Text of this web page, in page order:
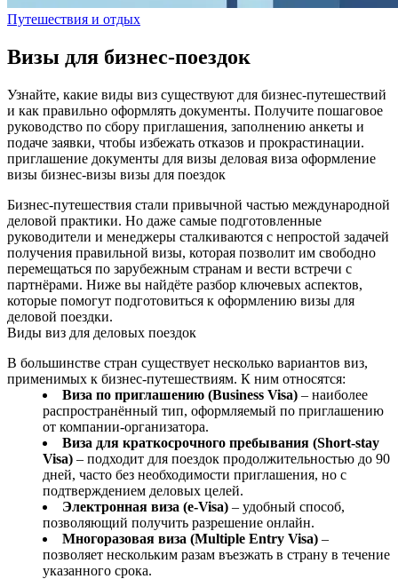
Путешествия и отдых
Визы для бизнес-поездок
Узнайте, какие виды виз существуют для бизнес-путешествий
и как правильно оформлять документы. Получите пошаговое
руководство по сбору приглашения, заполнению анкеты и
подаче заявки, чтобы избежать отказов и прокрастинации.
приглашение документы для визы деловая виза оформление
визы бизнес-визы визы для поездок
Бизнес‑путешествия стали привычной частью международной
деловой практики. Но даже самые подготовленные
руководители и менеджеры сталкиваются с непростой задачей
получения правильной визы, которая позволит им свободно
перемещаться по зарубежным странам и вести встречи с
партнёрами. Ниже вы найдёте разбор ключевых аспектов,
которые помогут подготовиться к оформлению визы для
деловой поездки.
Виды виз для деловых поездок
В большинстве стран существует несколько вариантов виз,
применимых к бизнес‑путешествиям. К ним относятся:
Виза по приглашению (Business Visa) – наиболее
распространённый тип, оформляемый по приглашению
от компании‑организатора.
Виза для краткосрочного пребывания (Short‑stay
Visa) – подходит для поездок продолжительностью до 90
дней, часто без необходимости приглашения, но с
подтверждением деловых целей.
Электронная виза (e‑Visa) – удобный способ,
позволяющий получить разрешение онлайн.
Многоразовая виза (Multiple Entry Visa) –
позволяет нескольким разам въезжать в страну в течение
указанного срока.